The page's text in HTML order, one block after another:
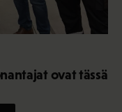
ovat tässä